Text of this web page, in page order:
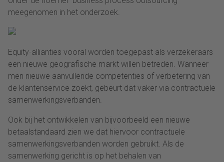
meegenomen in het onderzoek.
Equity-allianties vooral worden toegepast als verzekeraars
een nieuwe geografische markt willen betreden. Wanneer
men nieuwe aanvullende competenties of verbetering van
de klantenservice zoekt, gebeurt dat vaker via contractuele
samenwerkingsverbanden.
Ook bij het ontwikkelen van bijvoorbeeld een nieuwe
betaalstandaard zien we dat hiervoor contractuele
samenwerkingsverbanden worden gebruikt. Als de
samenwerking gericht is op het behalen van